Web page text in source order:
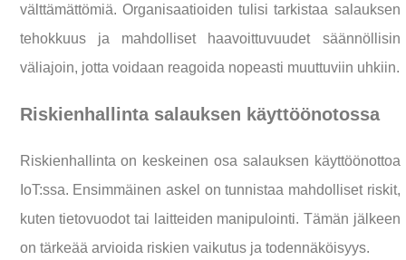
välttämättömiä. Organisaatioiden tulisi tarkistaa salauksen
tehokkuus ja mahdolliset haavoittuvuudet säännöllisin
väliajoin, jotta voidaan reagoida nopeasti muuttuviin uhkiin.
Riskienhallinta salauksen käyttöönotossa
Riskienhallinta on keskeinen osa salauksen käyttöönottoa
IoT:ssa. Ensimmäinen askel on tunnistaa mahdolliset riskit,
kuten tietovuodot tai laitteiden manipulointi. Tämän jälkeen
on tärkeää arvioida riskien vaikutus ja todennäköisyys.